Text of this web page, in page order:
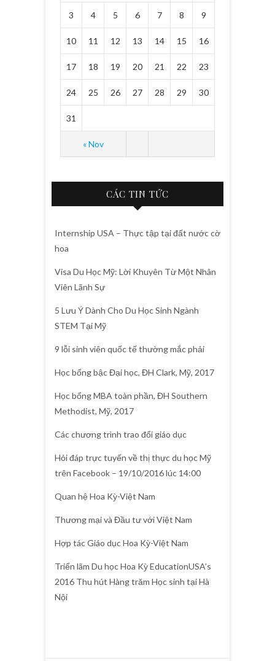
« Nov
3 4 5 6 7 8 9
10 11 12 13 14 15 16
17 18 19 20 21 22 23
24 25 26 27 28 29 30
31
CÁC TIN TỨC
Internship USA – Thực tập tại đất nước cờ
hoa
Visa Du Học Mỹ: Lời Khuyên Từ Một Nhân
Viên Lãnh Sự
5 Lưu Ý Dành Cho Du Học Sinh Ngành
STEM Tại Mỹ
9 lỗi sinh viên quốc tế thường mắc phải
Học bổng bậc Đại học, ĐH Clark, Mỹ, 2017
Học bổng MBA toàn phần, ĐH Southern
Methodist, Mỹ, 2017
Các chương trình trao đổi giáo dục
Hỏi đáp trực tuyến về thị thực du học Mỹ
trên Facebook – 19/10/2016 lúc 14:00
Quan hệ Hoa Kỳ-Việt Nam
Thương mại và Đầu tư với Việt Nam
Hợp tác Giáo dục Hoa Kỳ-Việt Nam
Triển lãm Du học Hoa Kỳ EducationUSA’s
2016 Thu hút Hàng trăm Học sinh tại Hà
Nội